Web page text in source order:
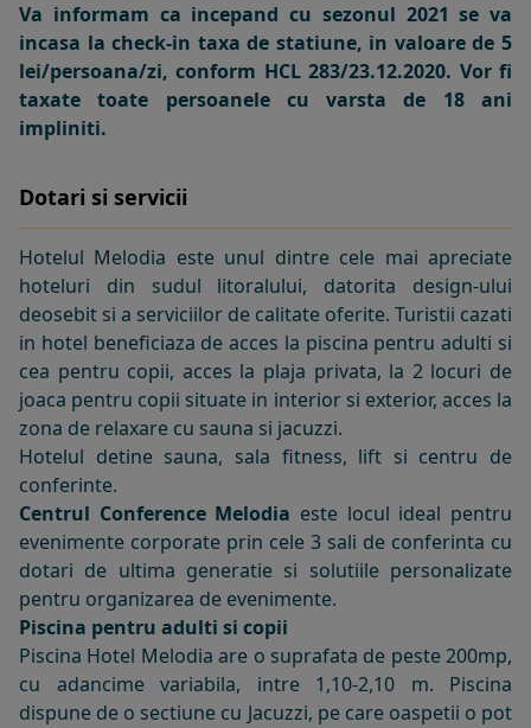
Va informam ca incepand cu sezonul 2021 se va
incasa la check-in taxa de statiune, in valoare de 5
lei/persoana/zi, conform HCL 283/23.12.2020. Vor fi
taxate toate persoanele cu varsta de 18 ani
impliniti.
Dotari si servicii
Hotelul Melodia este unul dintre cele mai apreciate
hoteluri din sudul litoralului, datorita design-ului
deosebit si a serviciilor de calitate oferite. Turistii cazati
in hotel beneficiaza de acces la piscina pentru adulti si
cea pentru copii, acces la plaja privata, la 2 locuri de
joaca pentru copii situate in interior si exterior, acces la
zona de relaxare cu sauna si jacuzzi.
Hotelul detine sauna, sala fitness, lift si centru de
conferinte.
Centrul Conference Melodia este locul ideal pentru
evenimente corporate prin cele 3 sali de conferinta cu
dotari de ultima generatie si solutiile personalizate
pentru organizarea de evenimente.
Piscina pentru adulti si copii
Piscina Hotel Melodia are o suprafata de peste 200mp,
cu adancime variabila, intre 1,10-2,10 m. Piscina
dispune de o sectiune cu Jacuzzi, pe care oaspetii o pot